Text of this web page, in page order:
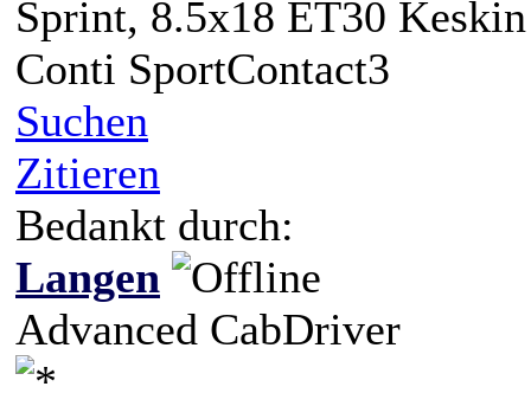
Sprint, 8.5x18 ET30
Conti SportContact3
Suchen
Zitieren
Bedankt durch:
Langen
Advanced CabDriver